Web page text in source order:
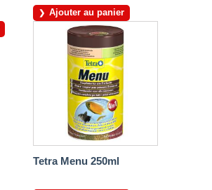
Ajouter au panier
Tetra Menu 250ml